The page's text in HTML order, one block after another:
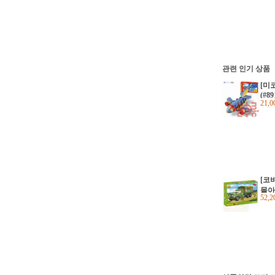
관련 인기 상품
[미
[코
몰
352)